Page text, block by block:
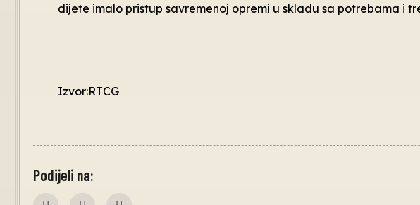
dijete imalo pristup savremenoj opremi u skladu sa potrebama i
Izvor:RTCG
Podijeli na: